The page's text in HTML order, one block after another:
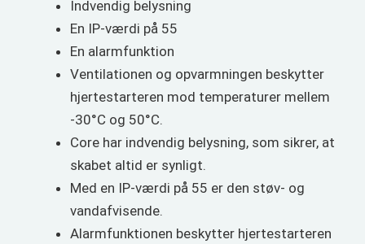
Indvendig belysning
En IP-værdi på 55
En alarmfunktion
Ventilationen og opvarmningen beskytter
hjertestarteren mod temperaturer mellem
-30°C og 50°C.
Core har indvendig belysning, som sikrer, at
skabet altid er synligt.
Med en IP-værdi på 55 er den støv- og
vandafvisende.
Alarmfunktionen beskytter hjertestarteren